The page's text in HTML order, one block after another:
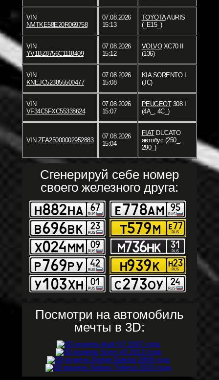
VIN
NMTKE58E20R069758
07.08.2026
15:13
TOYOTAAURIS
(_E15_)
VIN
YV1BZ8756C1118409
07.08.2026
15:12
VOLVOXC70 II
(136)
VIN
KNEJC523855500477
07.08.2026
15:08
KIASORENTO I
(JC)
VIN
VF34C5FXC55338624
07.08.2026
15:07
PEUGEOT308 I
(4A_, 4C_)
VIN ZFA25000002952883
07.08.2026
15:04
FIATDUCATO
автобус (250_,
290_)
Сгенерируй себе номер
своего железного друга:
Посмотри на автомобиль
мечты в 3D: